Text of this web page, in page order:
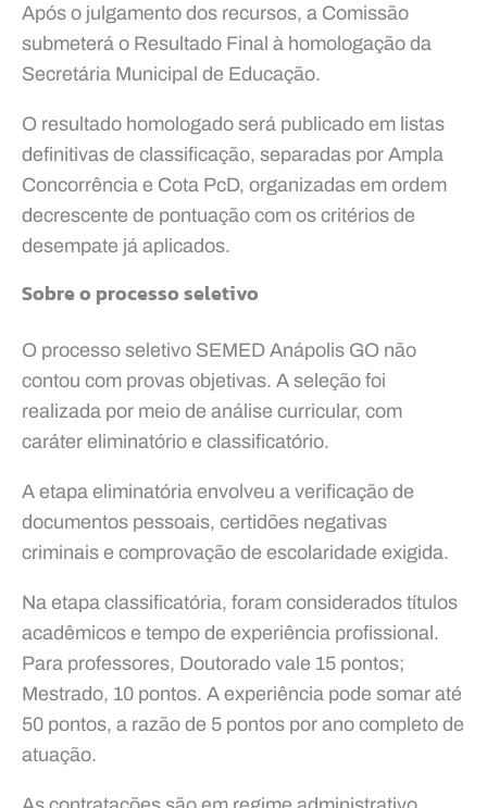
Após o julgamento dos recursos, a Comissão
submeterá o Resultado Final à homologação da
Secretária Municipal de Educação.
O resultado homologado será publicado em listas
definitivas de classificação, separadas por Ampla
Concorrência e Cota PcD, organizadas em ordem
decrescente de pontuação com os critérios de
desempate já aplicados.
Sobre o processo seletivo
O processo seletivo SEMED Anápolis GO não
contou com provas objetivas. A seleção foi
realizada por meio de análise curricular, com
caráter eliminatório e classificatório.
A etapa eliminatória envolveu a verificação de
documentos pessoais, certidões negativas
criminais e comprovação de escolaridade exigida.
Na etapa classificatória, foram considerados títulos
acadêmicos e tempo de experiência profissional.
Para professores, Doutorado vale 15 pontos;
Mestrado, 10 pontos. A experiência pode somar até
50 pontos, a razão de 5 pontos por ano completo de
atuação.